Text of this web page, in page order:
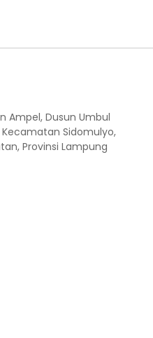
Ampel, Dusun Umbul
Kecamatan Sidomulyo,
Provinsi Lampung